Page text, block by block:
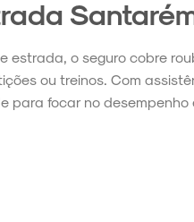
estrada, o seguro cobre
ou treinos. Com
para focar no